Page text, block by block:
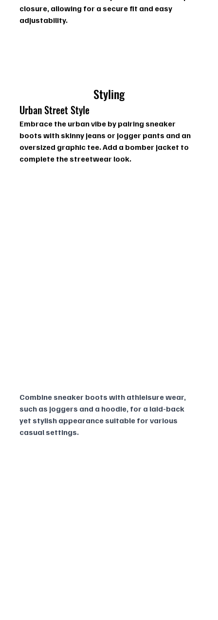
closure, allowing for a secure fit and easy
adjustability.
Styling
Urban Street Style
Embrace the urban vibe by pairing sneaker
boots with skinny jeans or jogger pants and an
oversized graphic tee. Add a bomber jacket to
complete the streetwear look.
Combine sneaker boots with athleisure wear,
such as joggers and a hoodie, for a laid-back
yet stylish appearance suitable for various
casual settings.